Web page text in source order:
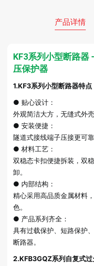
产品详情
KF3系列小型断路器
压保护器
1.KF3系列小型断路器特点
● 贴心设计：
外观简洁大方，无缝式外
● 安装便捷：
隧道式接线端子压接更可靠
● 材料工艺：
双稳态卡扣便捷拆装，双
卸。
● 内部结构：
精心采用高品质金属材料
色。
● 产品系列齐全：
具有过载保护、短路保护
断路器。
2.KFB3GQZ系列自复式